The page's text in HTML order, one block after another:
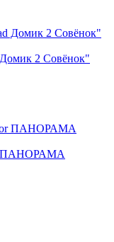
Домик 2 Совёнок"
ПАНОРАМА